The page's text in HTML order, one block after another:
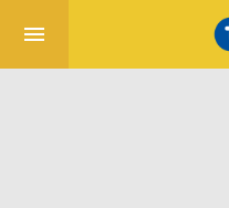
menu